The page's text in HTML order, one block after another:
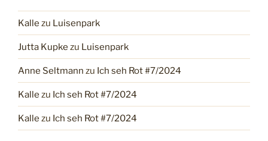
Kalle zu Luisenpark
Jutta Kupke zu Luisenpark
Anne Seltmann zu Ich seh Rot #7/2024
Kalle zu Ich seh Rot #7/2024
Kalle zu Ich seh Rot #7/2024